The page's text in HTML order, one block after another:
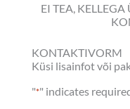
EI TEA,
KONTAKTIVORM
Küsi lisainfot või
"*" indicates